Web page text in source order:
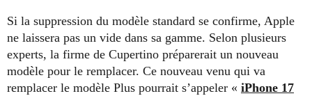
Si la suppression du modèle standard se confirme, Apple
ne laissera pas un vide dans sa gamme. Selon plusieurs
experts, la firme de Cupertino préparerait un nouveau
modèle pour le remplacer. Ce nouveau venu qui va
remplacer le modèle Plus pourrait s’appeler « iPhone 17